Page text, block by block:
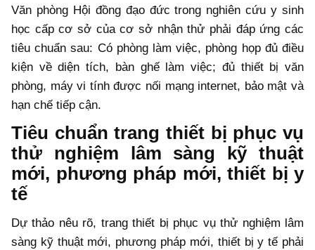
Văn phòng Hội đồng đạo đức trong nghiên cứu y sinh
học cấp cơ sở của cơ sở nhận thử phải đáp ứng các
tiêu chuẩn sau: Có phòng làm việc, phòng họp đủ điều
kiện về diện tích, bàn ghế làm việc; đủ thiết bị văn
phòng, máy vi tính được nối mạng internet, bảo mật và
hạn chế tiếp cận.
Tiêu chuẩn trang thiết bị phục vụ
thử nghiệm lâm sàng kỹ thuật
mới, phương pháp mới, thiết bị y
tế
Dự thảo nêu rõ, trang thiết bị phục vụ thử nghiệm lâm
sàng kỹ thuật mới, phương pháp mới, thiết bị y tế phải